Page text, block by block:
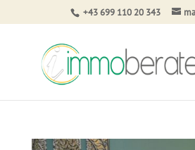
+43 699 110 20 343